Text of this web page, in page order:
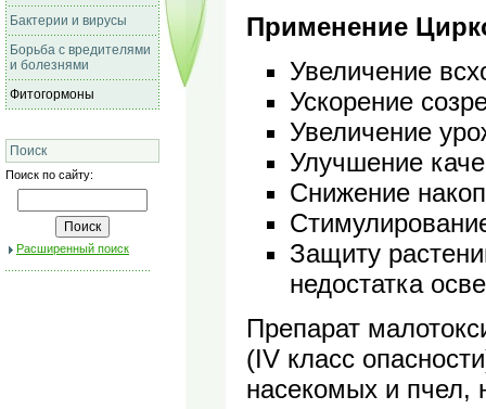
Бактерии и вирусы
Борьба с вредителями
и болезнями
Фитогормоны
Поиск
Поиск по сайту:
Расширенный поиск
Применение
Увеличение
Ускорение
Увеличение
Улучшение
Снижение
Защиту
недостатка
Препарат
(IV класс
насекомых и пчел,